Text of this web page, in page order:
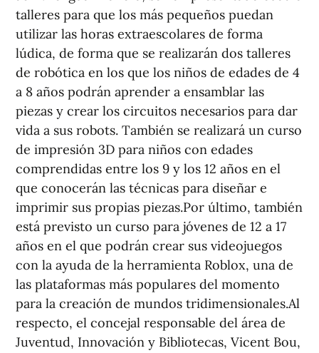
talleres para que los más pequeños puedan
utilizar las horas extraescolares de forma
lúdica, de forma que se realizarán dos talleres
de robótica en los que los niños de edades de 4
a 8 años podrán aprender a ensamblar las
piezas y crear los circuitos necesarios para dar
vida a sus robots. También se realizará un curso
de impresión 3D para niños con edades
comprendidas entre los 9 y los 12 años en el
que conocerán las técnicas para diseñar e
imprimir sus propias piezas.Por último, también
está previsto un curso para jóvenes de 12 a 17
años en el que podrán crear sus videojuegos
con la ayuda de la herramienta Roblox, una de
las plataformas más populares del momento
para la creación de mundos tridimensionales.Al
respecto, el concejal responsable del área de
Juventud, Innovación y Bibliotecas, Vicent Bou,